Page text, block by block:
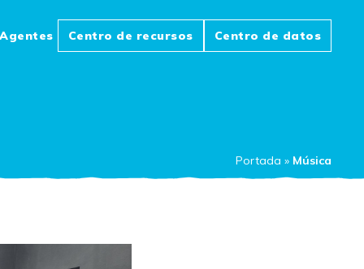
Agentes Centro de recursos Centro de datos
Portada » Música